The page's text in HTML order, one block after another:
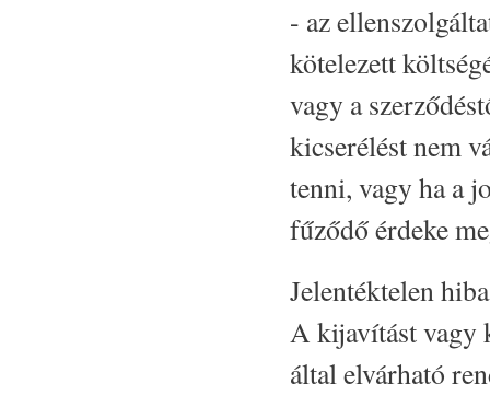
- az
kötelezett
vagy a
kicserélést nem
tenni, vagy ha a
fűződő érdeke
Jelentéktelen
A kijavítást vagy
által elvárható